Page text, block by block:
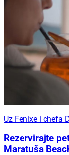
Uz Fenixe i chefa
Rezervirajte
Maratuša